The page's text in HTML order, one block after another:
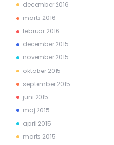
december 2016
marts 2016
februar 2016
december 2015
november 2015
oktober 2015
september 2015
juni 2015
maj 2015
april 2015
marts 2015